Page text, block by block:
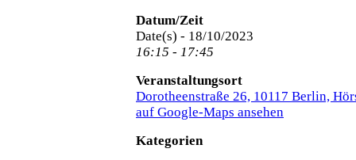
Datum/Zeit
Date(s) - 18/10/2023
16:15 - 17:45
Veranstaltungsort
Dorotheenstraße 26, 10117 Berlin,
auf Google-Maps ansehen
Kategorien